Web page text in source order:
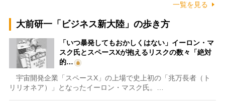
一覧を見る
大前研一「ビジネス新大陸」の歩き方
「いつ暴発してもおかしくはない」イーロン・マ
スク氏とスペースXが抱えるリスクの数々「絶対
的…
宇宙開発企業「スペースX」の上場で史上初の「兆万長者（ト
リリオネア）」となったイーロン・マスク氏。…